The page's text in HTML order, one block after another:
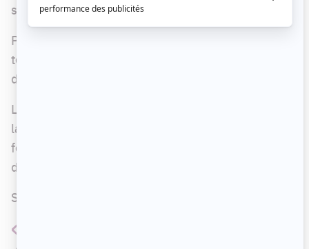
s'accompagnent et s'épaulent à leur façon.
Pascale aide notamment Patsy avec la
technologie alors que la jeune influenceuse crée
des Tik Tok avec la chanteuse de 75 ans.
Lundi, Pascale était en coulisses du spectacle de
la Fête nationale avec son amie Patsy. La jeune
femme était épatée par la ténacité et la vivacité
de la grande dame québécoise.
Sur ses réseaux sociaux, Pascale écrivait ceci :